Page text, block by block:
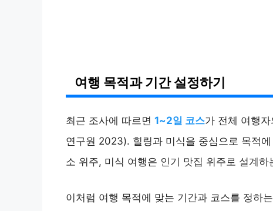
여행 목적과 기간 설정하기
최근 조사에 따르면 1~2일 코스가 전체 여행자
연구원 2023). 힐링과 미식을 중심으로 목적
소 위주, 미식 여행은 인기 맛집 위주로 설계하
이처럼 여행 목적에 맞는 기간과 코스를 정하